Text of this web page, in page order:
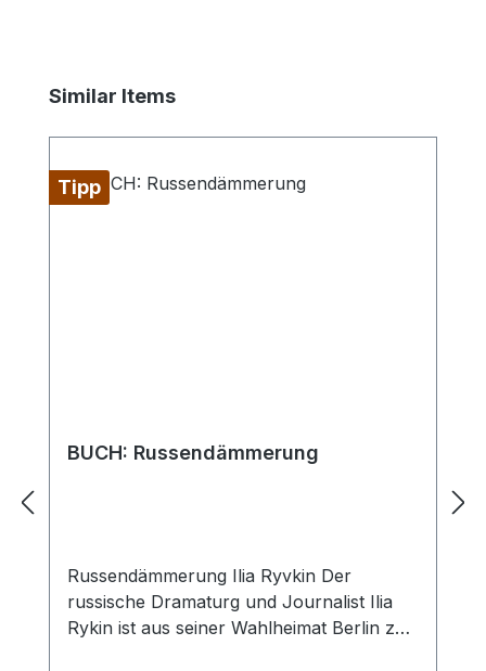
Produktgalerie überspringen
Similar Items
Tipp
BUCH: Russendämmerung
Russendämmerung Ilia Ryvkin Der
russische Dramaturg und Journalist Ilia
Rykin ist aus seiner Wahlheimat Berlin zu